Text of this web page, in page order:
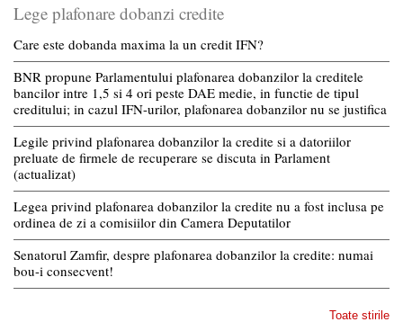
Lege plafonare dobanzi credite
Care este dobanda maxima la un credit IFN?
BNR propune Parlamentului plafonarea dobanzilor la creditele
bancilor intre 1,5 si 4 ori peste DAE medie, in functie de tipul
creditului; in cazul IFN-urilor, plafonarea dobanzilor nu se justifica
Legile privind plafonarea dobanzilor la credite si a datoriilor
preluate de firmele de recuperare se discuta in Parlament
(actualizat)
Legea privind plafonarea dobanzilor la credite nu a fost inclusa pe
ordinea de zi a comisiilor din Camera Deputatilor
Senatorul Zamfir, despre plafonarea dobanzilor la credite: numai
bou-i consecvent!
Toate stirile